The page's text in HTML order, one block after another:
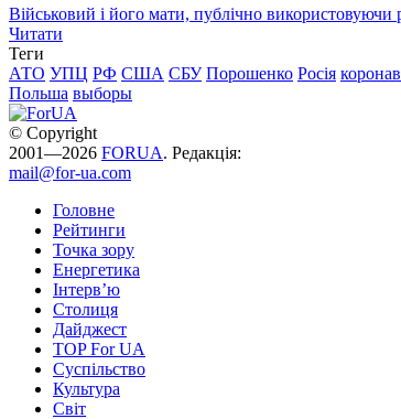
Військовий і його мати, публічно використовуючи
Читати
Теги
АТО УПЦ РФ США СБУ Порошенко Росія
Польша выборы
© Copyright
2001—2026 FORUA. Редакція:
mail@for-ua.com
Головне
Рейтинги
Точка зору
Енергетика
Інтерв’ю
Столиця
Дайджест
TOP For UA
Суспiльство
Культура
Світ